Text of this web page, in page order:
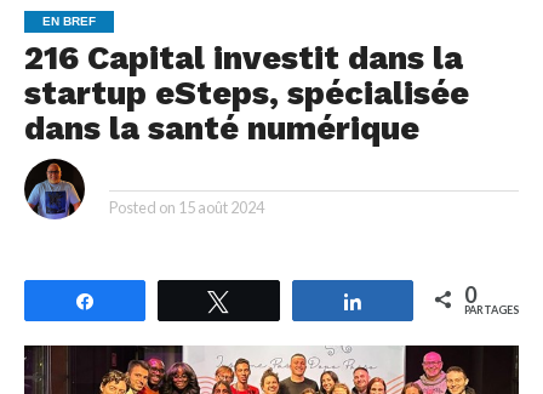
EN BREF
216 Capital investit dans la
startup eSteps, spécialisée
dans la santé numérique
Posted on 15 août 2024
Partagez 0
PARTAGES